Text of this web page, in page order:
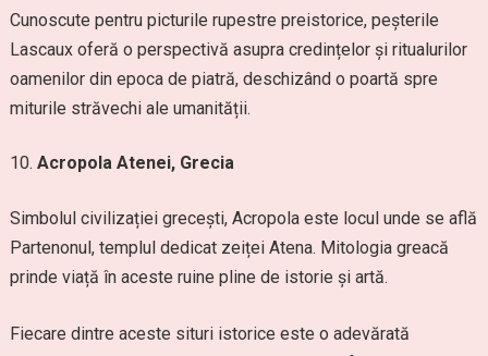
Cunoscute pentru picturile rupestre preistorice, peșterile
Lascaux oferă o perspectivă asupra credințelor și ritualurilor
oamenilor din epoca de piatră, deschizând o poartă spre
miturile străvechi ale umanității.
Acropola Atenei, Grecia
Simbolul civilizației grecești, Acropola este locul unde se află
Partenonul, templul dedicat zeiței Atena. Mitologia greacă
prinde viață în aceste ruine pline de istorie și artă.
Fiecare dintre aceste situri istorice este o adevărată